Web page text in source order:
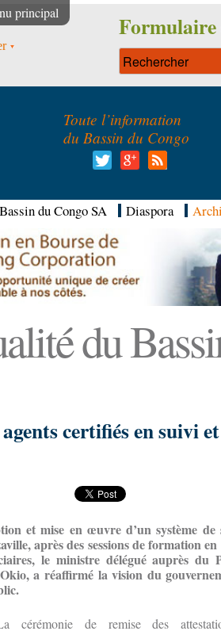
principal Formulaire
Toute l’information
du Bassin du Congo
Bassin du Congo SA Diaspora
du
certifiés en suivi et
et mise en œuvre d’un système de
après des sessions de formation
le ministre délégué auprès du
a réaffirmé la vision du
cérémonie de remise des